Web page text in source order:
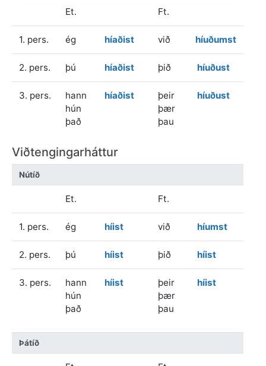
Et. Ft.
1. pers. ég híaðist við híuðumst
2. pers. þú híaðist þið híuðust
3. pers.
hann
hún
það
híaðist
þeir
þær
þau
híuðust
Viðtengingarháttur
Nútíð
Et. Ft.
1. pers. ég híist við híumst
2. pers. þú híist þið híist
3. pers.
hann
hún
það
híist
þeir
þær
þau
híist
Þátíð